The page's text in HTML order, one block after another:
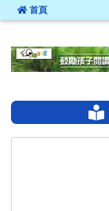
::: 首頁